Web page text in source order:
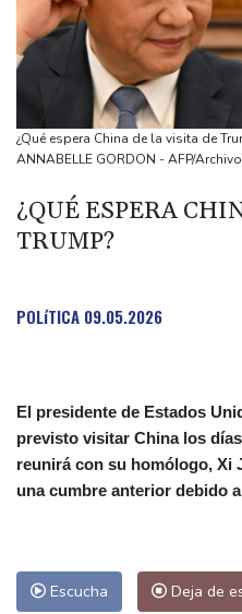
Un sospechoso de un
haber causado las llamas
La familia de una exjueza
su caso por una grave
Los niños migrantes, en
Ceuta, alertan las oenegés
La sequía de las tierras
seguridad alimentaria
EEUU impone 15% a
¿Qué espera China de la visita de
ANNABELLE GORDON - AFP/
¿QUÉ ESPERA
TRUMP?
POLíTICA 09.05.2026
El presidente de Estados
previsto visitar China los
reunirá con su homólogo, Xi
una cumbre anterior debido
Escucha Deja de